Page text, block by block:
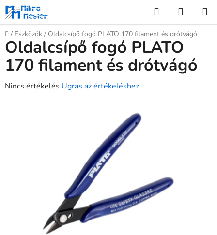
Ugrás
fő
tartalomhoz
KeresésKOSÁR
Kezdőlap
/ Eszközök / Oldalcsípő fogó PLATO 170 filament és drótvágó
Oldalcsípő fogó PLATO
170 filament és drótvágó
A
Nincs értékelés Ugrás az értékeléshez